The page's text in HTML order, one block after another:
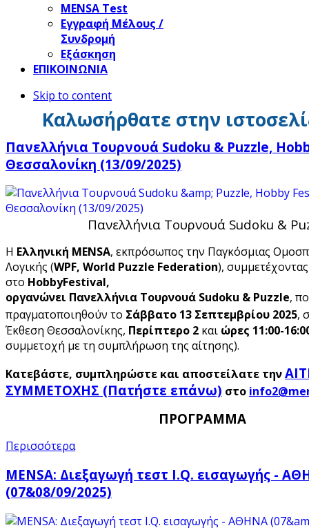
ΜΕΝSΑ Test
Εγγραφή Μέλους /
Συνδρομή
Εξάσκηση
ΕΠΙΚΟΙΝΩΝΙΑ
Skip to content
Καλωσήρθατε στην
Πανελλήνια Τουρνουά Sudoku & Puzzle,
Θεσσαλονίκη (13/09/2025)
Πανελλήνια Τουρνουά Sudoku &
Η Ελληνική MENSA, εκπρόσωπος την Παγκόσμιας
Λογικής (WPF, World Puzzle Federation), συμμετέχοντας
στο HobbyFestival,
οργανώνει Πανελλήνια Τουρνουά Sudoku & Puzzle,
πραγματοποιηθούν το Σάββατο 13 Σεπτεμβρίου 2025,
Έκθεση Θεσσαλονίκης, Περίπτερο 2 και ώρες 11:00-
συμμετοχή με τη συμπλήρωση της αίτησης).
Κατεβάστε, συμπληρώστε και αποστείλατε την
ΣΥΜΜΕΤΟΧΗΣ (Πατήστε επάνω) στο
ΠΡΟΓΡΑΜΜΑ
Περισσότερα
MENSA: Διεξαγωγή τεστ I.Q. εισαγωγής -
(07&08/09/2025)